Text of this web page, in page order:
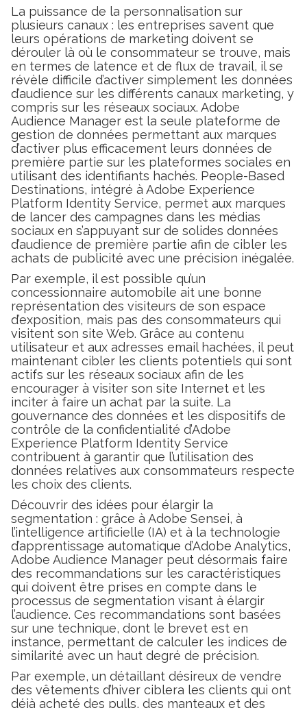
La puissance de la personnalisation sur
plusieurs canaux : les entreprises savent que
leurs opérations de marketing doivent se
dérouler là où le consommateur se trouve, mais
en termes de latence et de flux de travail, il se
révèle difficile d’activer simplement les données
d’audience sur les différents canaux marketing, y
compris sur les réseaux sociaux. Adobe
Audience Manager est la seule plateforme de
gestion de données permettant aux marques
d’activer plus efficacement leurs données de
première partie sur les plateformes sociales en
utilisant des identifiants hachés. People-Based
Destinations, intégré à Adobe Experience
Platform Identity Service, permet aux marques
de lancer des campagnes dans les médias
sociaux en s’appuyant sur de solides données
d’audience de première partie afin de cibler les
achats de publicité avec une précision inégalée.
Par exemple, il est possible qu’un
concessionnaire automobile ait une bonne
représentation des visiteurs de son espace
d’exposition, mais pas des consommateurs qui
visitent son site Web. Grâce au contenu
utilisateur et aux adresses email hachées, il peut
maintenant cibler les clients potentiels qui sont
actifs sur les réseaux sociaux afin de les
encourager à visiter son site Internet et les
inciter à faire un achat par la suite. La
gouvernance des données et les dispositifs de
contrôle de la confidentialité d’Adobe
Experience Platform Identity Service
contribuent à garantir que l’utilisation des
données relatives aux consommateurs respecte
les choix des clients.
Découvrir des idées pour élargir la
segmentation : grâce à Adobe Sensei, à
l’intelligence artificielle (IA) et à la technologie
d’apprentissage automatique d’Adobe Analytics,
Adobe Audience Manager peut désormais faire
des recommandations sur les caractéristiques
qui doivent être prises en compte dans le
processus de segmentation visant à élargir
l’audience. Ces recommandations sont basées
sur une technique, dont le brevet est en
instance, permettant de calculer les indices de
similarité avec un haut degré de précision.
Par exemple, un détaillant désireux de vendre
des vêtements d’hiver ciblera les clients qui ont
déjà acheté des pulls, des manteaux et des